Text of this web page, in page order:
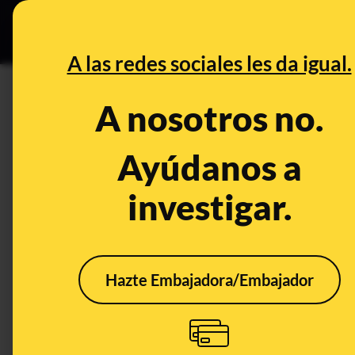
A las redes sociales les da igual.
A nosotros no.
Ayúdanos a
investigar.
Hazte Embajadora/Embajador
Especial
Pilar Baselga
No, estas fotos de
Begoña Gómez, "la